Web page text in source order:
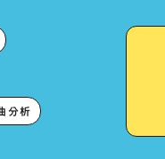
分析